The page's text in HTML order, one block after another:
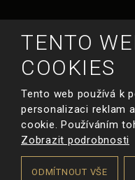
TENTO
COOKIES
Tento web používá k
personalizaci reklam
cookie. Používáním
Zobrazit podrobnosti
ODMÍTNOUT VŠE